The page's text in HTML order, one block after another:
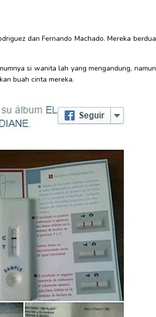
dan Fernando Machado. Mereka berdua
si wanita lah yang mengandung, namun
buah cinta mereka.